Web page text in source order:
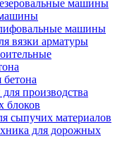
машины
машины
вязки арматуры
бетона
производства
блоков
сыпучих материалов
для дорожных